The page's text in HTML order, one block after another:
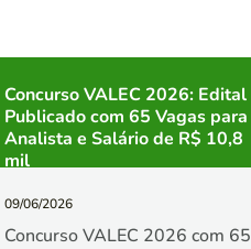
Concurso VALEC 2026: Edital
Publicado com 65 Vagas para
Analista e Salário de R$ 10,8
mil
09/06/2026
Concurso VALEC 2026 com 65